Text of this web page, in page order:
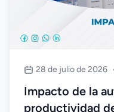
28 de julio de 2026
Impacto de la
productividad